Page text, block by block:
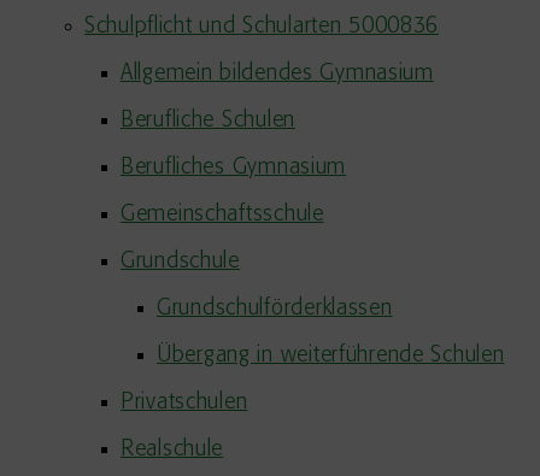
Schulpflicht und Schularten 5000836
Allgemein bildendes Gymnasium
Berufliche Schulen
Berufliches Gymnasium
Gemeinschaftsschule
Grundschule
Grundschulförderklassen
Übergang in weiterführende Schulen
Privatschulen
Realschule